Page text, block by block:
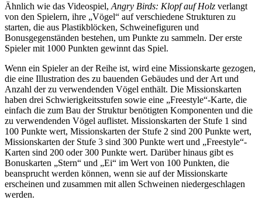
Ähnlich wie das Videospiel, Angry Birds: Klopf auf Holz verlangt
von den Spielern, ihre „Vögel“ auf verschiedene Strukturen zu
starten, die aus Plastikblöcken, Schweinefiguren und
Bonusgegenständen bestehen, um Punkte zu sammeln. Der erste
Spieler mit 1000 Punkten gewinnt das Spiel.
Wenn ein Spieler an der Reihe ist, wird eine Missionskarte gezogen,
die eine Illustration des zu bauenden Gebäudes und der Art und
Anzahl der zu verwendenden Vögel enthält. Die Missionskarten
haben drei Schwierigkeitsstufen sowie eine „Freestyle“-Karte, die
einfach die zum Bau der Struktur benötigten Komponenten und die
zu verwendenden Vögel auflistet. Missionskarten der Stufe 1 sind
100 Punkte wert, Missionskarten der Stufe 2 sind 200 Punkte wert,
Missionskarten der Stufe 3 sind 300 Punkte wert und „Freestyle“-
Karten sind 200 oder 300 Punkte wert. Darüber hinaus gibt es
Bonuskarten „Stern“ und „Ei“ im Wert von 100 Punkten, die
beansprucht werden können, wenn sie auf der Missionskarte
erscheinen und zusammen mit allen Schweinen niedergeschlagen
werden.